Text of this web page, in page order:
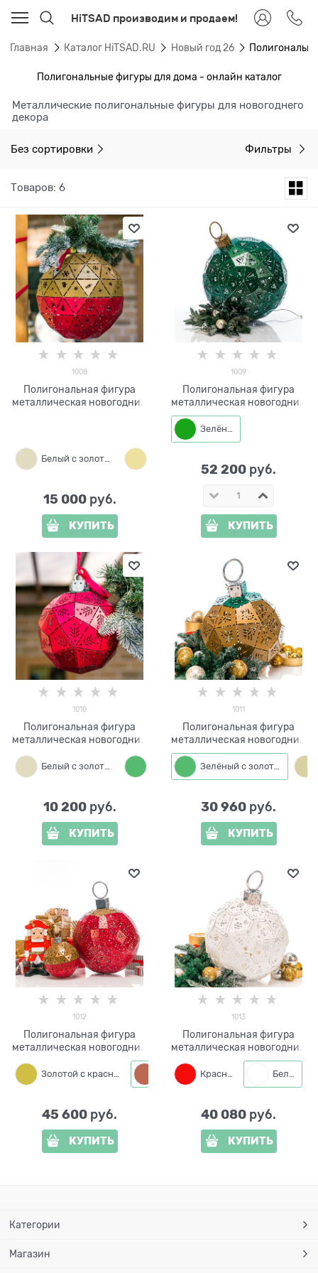
HiTSAD производим и продаем!
Главная Каталог HiTSAD.RU Новый год 26
Полигональные фигуры для дома - онлайн каталог
Металлические полигональные фигуры для новогоднего
декора
Без сортировки Фильтры
Товаров: 6
1008
Полигональная фигура
металлическая новогодний
Белый с золотым
15 000 руб.
КУПИТЬ
1009
Полигональная фигура
металлическая новогодний
Шар с подсветкой 1009 d=80
Зелёный
52 200 руб.
КУПИТЬ
1010
Полигональная фигура
металлическая новогодний
Белый с золотым Зелёный с золотым
10 200 руб.
КУПИТЬ
1011
Полигональная фигура
металлическая новогодний
Шар 1011 d=40 см
Зелёный с золотым
30 960 руб.
КУПИТЬ
1012
Полигональная фигура
металлическая новогодний
Золотой с красным
45 600 руб.
КУПИТЬ
1013
Полигональная фигура
металлическая новогодний
Шар 1013 d=50 см
Красный Белый
40 080 руб.
КУПИТЬ
Категории
Магазин